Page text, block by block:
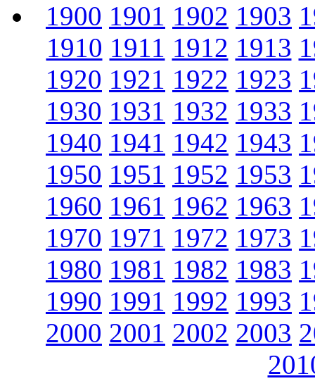
1900 1901 1902 1903
1910 1911 1912 1913
1920 1921 1922 1923
1930 1931 1932 1933
1940 1941 1942 1943
1950 1951 1952 1953
1960 1961 1962 1963
1970 1971 1972 1973
1980 1981 1982 1983
1990 1991 1992 1993
2000 2001 2002 2003